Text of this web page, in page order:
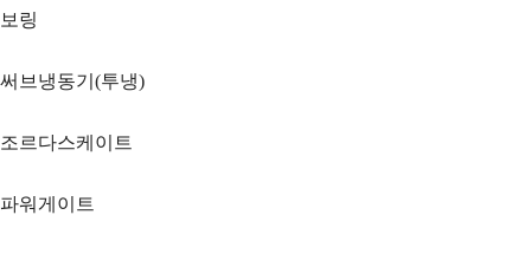
보링
써브냉동기(투냉)
조르다스케이트
파워게이트